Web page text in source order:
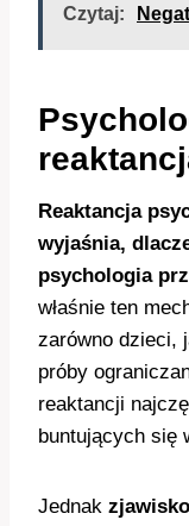
Czytaj:
Reaktancja
wyjaśnia,
psychologia
właśnie ten
zarówno dzieci,
próby
reaktancji
buntujących się
Jednak